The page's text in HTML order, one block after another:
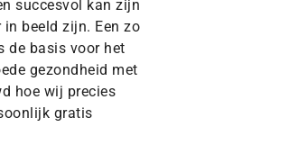
succesvol kan zijn
beeld zijn. Een zo
de basis voor het
gezondheid met
hoe wij precies
gratis